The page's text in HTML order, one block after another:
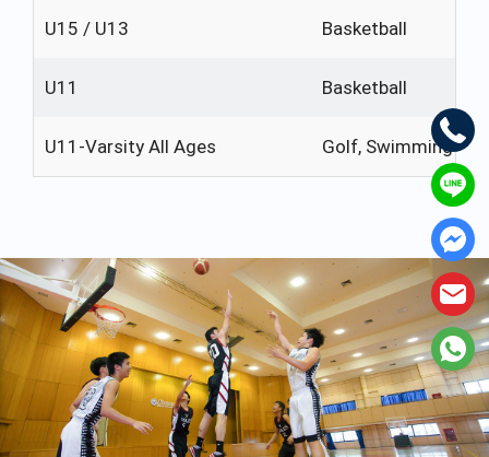
U15 / U13 Basketball
U11 Basketball
U11-Varsity All Ages Golf, Swimming